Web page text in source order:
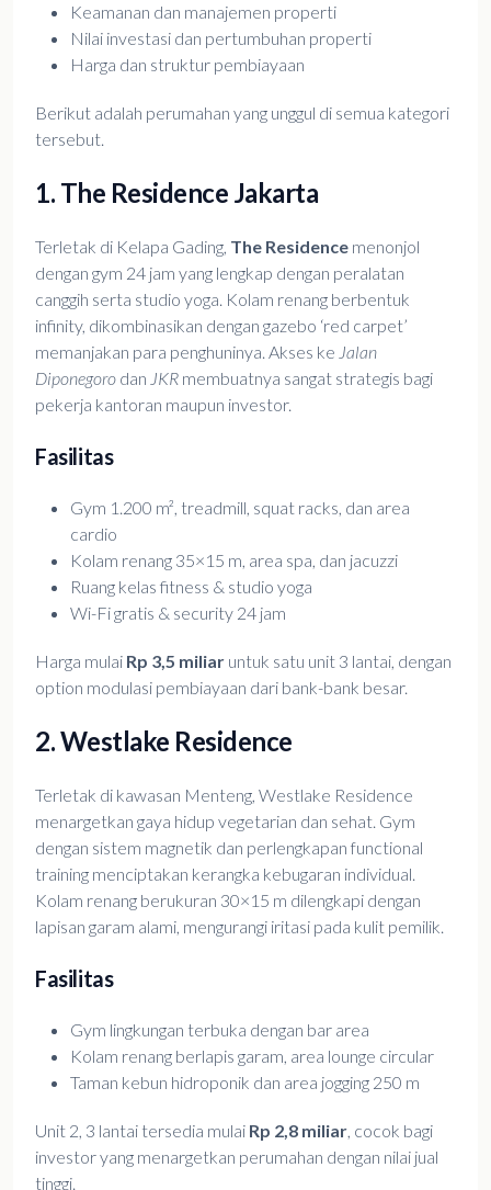
Keamanan dan manajemen properti
Nilai investasi dan pertumbuhan properti
Harga dan struktur pembiayaan
Berikut adalah perumahan yang unggul di semua kategori
tersebut.
1. The Residence Jakarta
Terletak di Kelapa Gading, The Residence menonjol
dengan gym 24 jam yang lengkap dengan peralatan
canggih serta studio yoga. Kolam renang berbentuk
infinity, dikombinasikan dengan gazebo ‘red carpet’
memanjakan para penghuninya. Akses ke Jalan
Diponegoro dan JKR membuatnya sangat strategis bagi
pekerja kantoran maupun investor.
Fasilitas
Gym 1.200 m², treadmill, squat racks, dan area
cardio
Kolam renang 35×15 m, area spa, dan jacuzzi
Ruang kelas fitness & studio yoga
Wi-Fi gratis & security 24 jam
Harga mulai Rp 3,5 miliar untuk satu unit 3 lantai, dengan
option modulasi pembiayaan dari bank-bank besar.
2. Westlake Residence
Terletak di kawasan Menteng, Westlake Residence
menargetkan gaya hidup vegetarian dan sehat. Gym
dengan sistem magnetik dan perlengkapan functional
training menciptakan kerangka kebugaran individual.
Kolam renang berukuran 30×15 m dilengkapi dengan
lapisan garam alami, mengurangi iritasi pada kulit pemilik.
Fasilitas
Gym lingkungan terbuka dengan bar area
Kolam renang berlapis garam, area lounge circular
Taman kebun hidroponik dan area jogging 250 m
Unit 2, 3 lantai tersedia mulai Rp 2,8 miliar, cocok bagi
investor yang menargetkan perumahan dengan nilai jual
tinggi.